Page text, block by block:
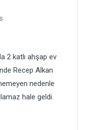
2 katlı ahşap ev
Recep Alkan
nedenle
hale geldi.